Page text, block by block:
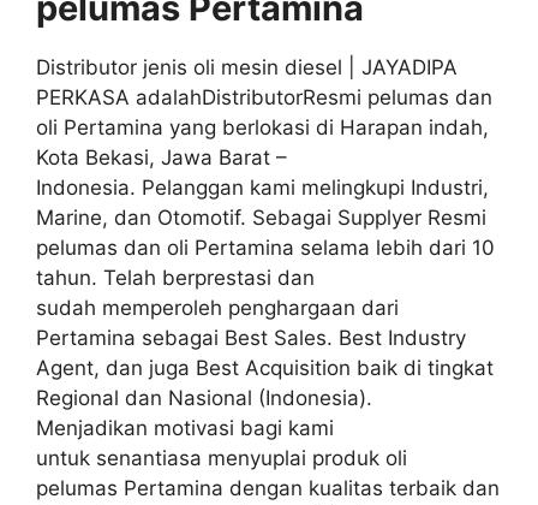
Distributor jenis oli mesin diesel | JAYADIPA
PERKASA adalahDistributorResmi pelumas dan
oli Pertamina yang berlokasi di Harapan indah,
Kota Bekasi, Jawa Barat –
Indonesia. Pelanggan kami melingkupi Industri,
Marine, dan Otomotif. Sebagai Supplyer Resmi
pelumas dan oli Pertamina selama lebih dari 10
tahun. Telah berprestasi dan
sudah memperoleh penghargaan dari
Pertamina sebagai Best Sales. Best Industry
Agent, dan juga Best Acquisition baik di tingkat
Regional dan Nasional (Indonesia).
Menjadikan motivasi bagi kami
untuk senantiasa menyuplai produk oli
pelumas Pertamina dengan kualitas terbaik dan